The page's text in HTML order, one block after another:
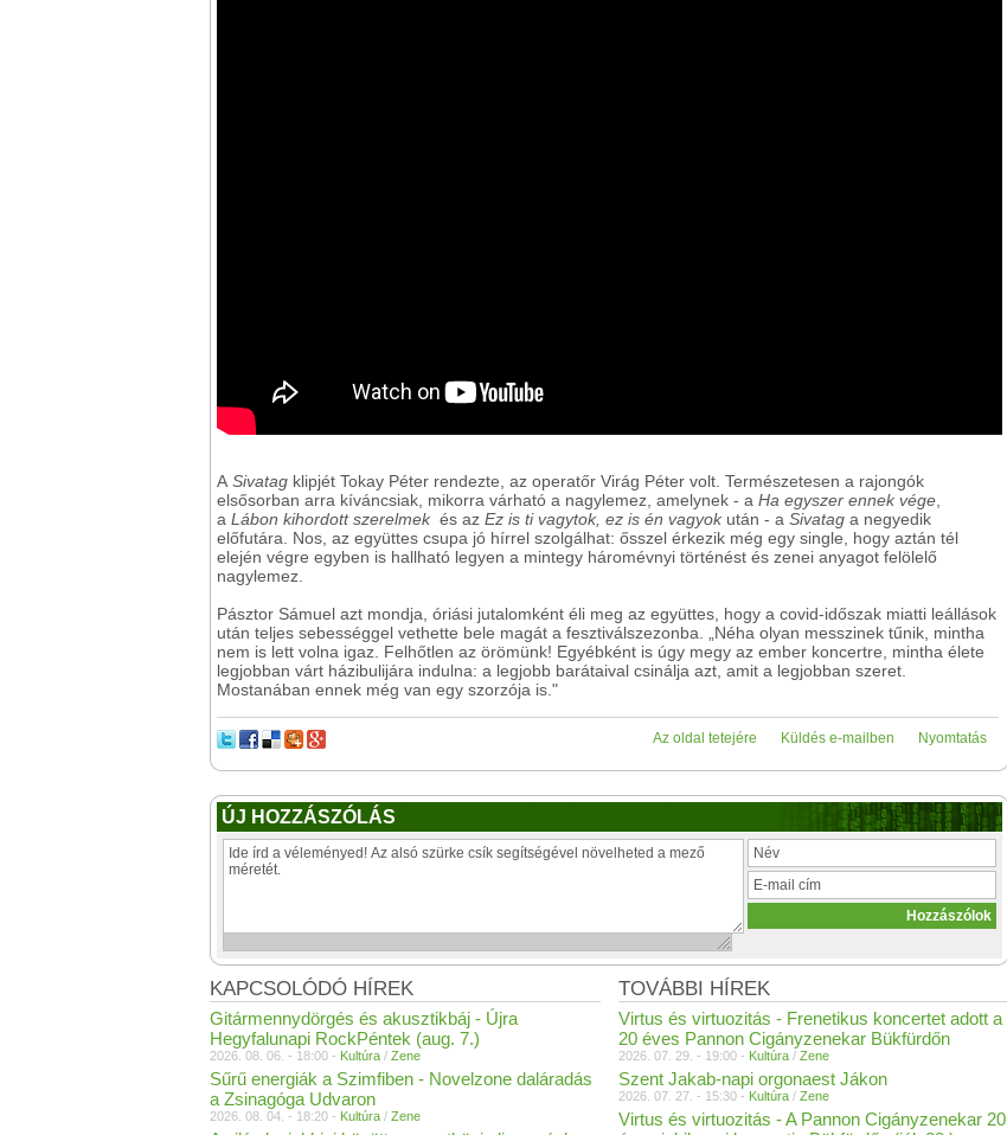
A Sivatag klipjét Tokay Péter rendezte, az operatőr Virág Péter volt. Természetesen a rajongók
elsősorban arra kíváncsiak, mikorra várható a nagylemez, amelynek - a Ha egyszer ennek vége
a Lábon kihordott szerelmekés az Ez is ti vagytok, ez is én vagyokután - a Sivatag a negyedik
előfutára. Nos, az együttes csupa jó hírrel szolgálhat: ősszel érkezik még egy single, hogy aztán tél
elején végre egyben is hallható legyen a mintegy háromévnyi történést és zenei anyagot felölelő
nagylemez.
Pásztor Sámuel azt mondja, óriási jutalomként éli meg az együttes, hogy a covid-időszak miatti leállások
után teljes sebességgel vethette bele magát a fesztiválszezonba. „Néha olyan messzinek tűnik, mintha
nem is lett volna igaz. Felhőtlen az örömünk! Egyébként is úgy megy az ember koncertre, mintha élete
legjobban várt házibulijára indulna: a legjobb barátaival csinálja azt, amit a legjobban szeret.
Mostanában ennek még van egy szorzója is."
Nyomtatás
Küldés e-mailben
Az oldal tetejére
ÚJ HOZZÁSZÓLÁS
TOVÁBBI HÍREK
Virtus és virtuozitás - Frenetikus koncertet adott a
20 éves Pannon Cigányzenekar Bükfürdőn
2026. 07. 29. - 19:00 - Kultúra / Zene
Szent Jakab-napi orgonaest Jákon
2026. 07. 27. - 15:30 - Kultúra / Zene
Virtus és virtuozitás - A Pannon Cigányzenekar 20
KAPCSOLÓDÓ HÍREK
Gitármennydörgés és akusztikbáj - Újra
Hegyfalunapi RockPéntek (aug. 7.)
2026. 08. 06. - 18:00 - Kultúra / Zene
Sűrű energiák a Szimfiben - Novelzone daláradás
a Zsinagóga Udvaron
2026. 08. 04. - 18:20 - Kultúra / Zene